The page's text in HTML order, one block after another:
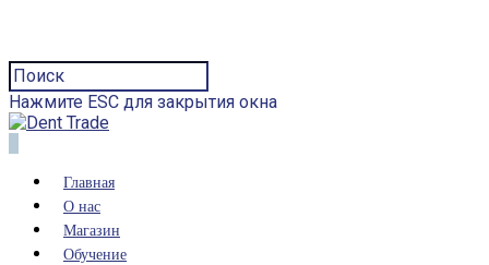
Нажмите ESC для закрытия окна
Главная
О нас
Магазин
Обучение